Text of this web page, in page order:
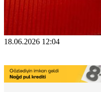
18.06.2026 12:04